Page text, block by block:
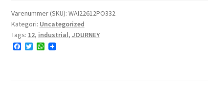
119A4
8PR
TL
NHS
Varenummer (SKU): WAI22612PO332
Kategori: Uncategorized
Tags: 12, industrial, JOURNEY
F
T
W